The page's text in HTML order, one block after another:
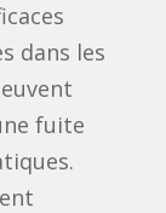
dans les
fuite